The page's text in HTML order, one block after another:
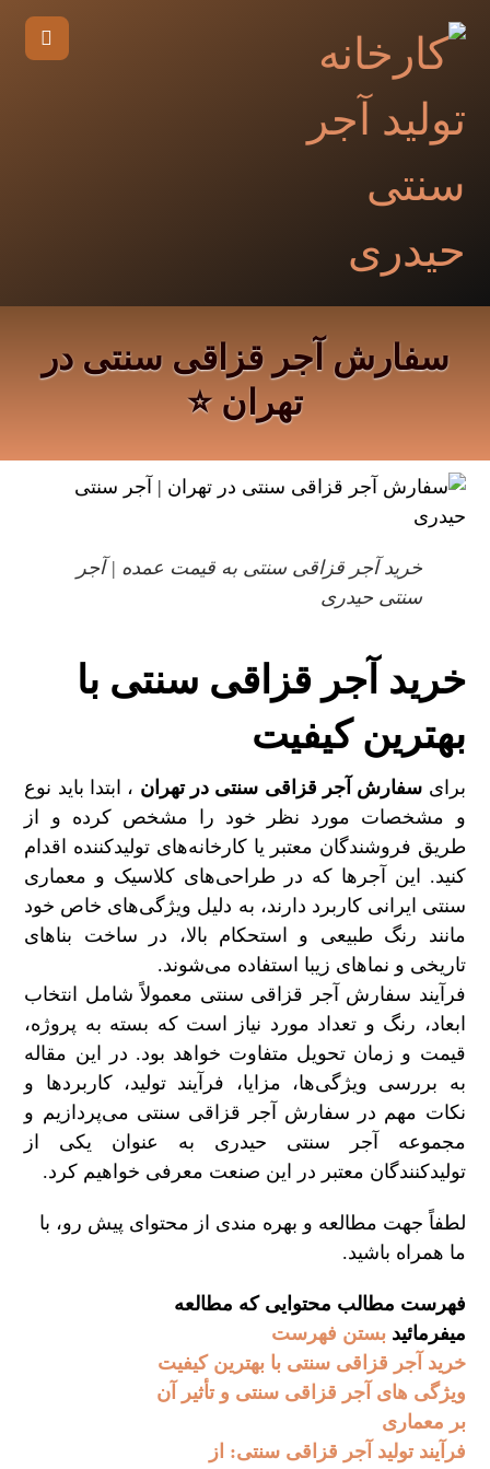
سفارش آجر قزاقی سنتی در
تهران ⭐️
خرید آجر قزاقی سنتی به قیمت عمده | آجر
سنتی حیدری
خرید آجر قزاقی سنتی با
بهترین کیفیت
برای سفارش آجر قزاقی سنتی در تهران ، ابتدا باید نوع
و مشخصات مورد نظر خود را مشخص کرده و از
طریق فروشندگان معتبر یا کارخانه‌های تولیدکننده اقدام
کنید. این آجرها که در طراحی‌های کلاسیک و معماری
سنتی ایرانی کاربرد دارند، به دلیل ویژگی‌های خاص خود
مانند رنگ طبیعی و استحکام بالا، در ساخت بناهای
تاریخی و نماهای زیبا استفاده می‌شوند.
فرآیند سفارش آجر قزاقی سنتی معمولاً شامل انتخاب
ابعاد، رنگ و تعداد مورد نیاز است که بسته به پروژه،
قیمت و زمان تحویل متفاوت خواهد بود. در این مقاله
به بررسی ویژگی‌ها، مزایا، فرآیند تولید، کاربردها و
نکات مهم در سفارش آجر قزاقی سنتی می‌پردازیم و
مجموعه آجر سنتی حیدری به عنوان یکی از
تولیدکنندگان معتبر در این صنعت معرفی خواهیم کرد.
لطفاً جهت مطالعه و بهره مندی از محتوای پیش رو، با
ما همراه باشید.
فهرست مطالب محتوایی که مطالعه
میفرمائید بستن فهرست
خرید آجر قزاقی سنتی با بهترین کیفیت
ویژگی‌ های آجر قزاقی سنتی و تأثیر آن
بر معماری
فرآیند تولید آجر قزاقی سنتی: از